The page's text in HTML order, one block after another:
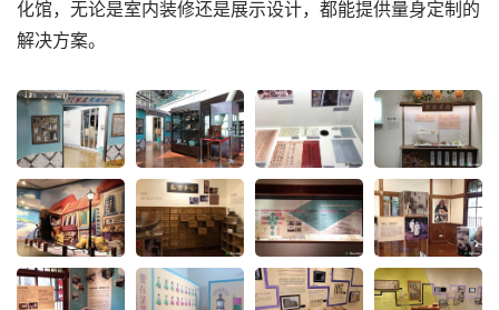
化馆，无论是室内装修还是展示设计，都能提供量身定制的
解决方案。